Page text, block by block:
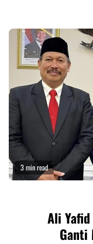
3 min read
Ali
Ganti